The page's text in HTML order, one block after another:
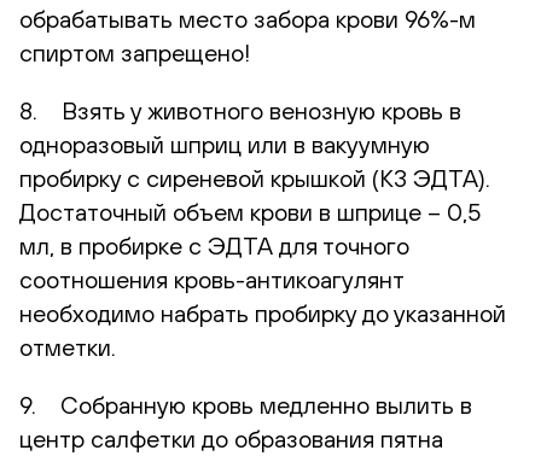
обрабатывать место забора крови 96%-м
спиртом запрещено!
8. Взять у животного венозную кровь в
одноразовый шприц или в вакуумную
пробирку с сиреневой крышкой (К3 ЭДТА).
Достаточный объем крови в шприце – 0,5
мл, в пробирке с ЭДТА для точного
соотношения кровь-антикоагулянт
необходимо набрать пробирку до указанной
отметки.
9. Собранную кровь медленно вылить в
центр салфетки до образования пятна